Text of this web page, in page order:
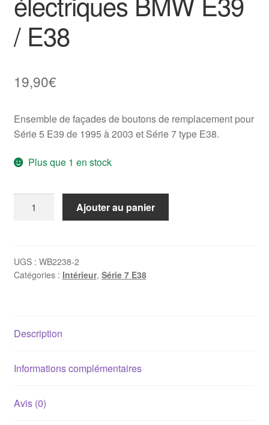
/ E38
19,90€
Ensemble de façades de boutons de remplacement pour
Série 5 E39 de 1995 à 2003 et Série 7 type E38.
Plus que 1 en stock
de
boutons
BMW
/
Ajouter au panier
UGS : WB2238-2
Catégories : Intérieur, Série 7 E38
Description
Informations complémentaires
Avis (0)